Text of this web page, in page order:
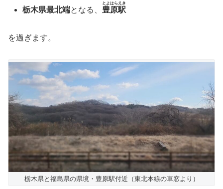
栃木県最北端となる、 豊原駅
とよはらえき
を過ぎます。
栃木県と福島県の県境・豊原駅付近（東北本線の車窓より）